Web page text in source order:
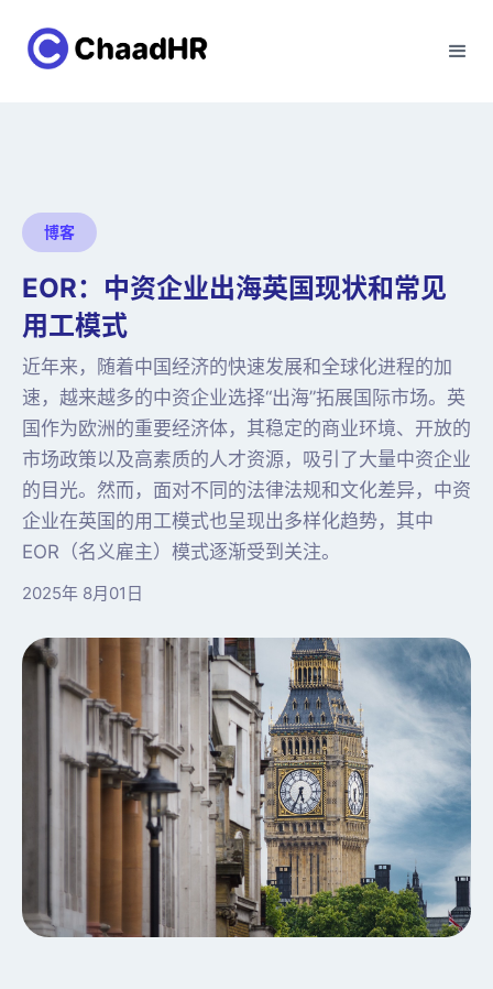
博客
EOR：中资企业出海英国现状和常见
用工模式
近年来，随着中国经济的快速发展和全球化进程的加
速，越来越多的中资企业选择“出海”拓展国际市场。英
国作为欧洲的重要经济体，其稳定的商业环境、开放的
市场政策以及高素质的人才资源，吸引了大量中资企业
的目光。然而，面对不同的法律法规和文化差异，中资
企业在英国的用工模式也呈现出多样化趋势，其中
EOR（名义雇主）模式逐渐受到关注。
2025年 8月01日